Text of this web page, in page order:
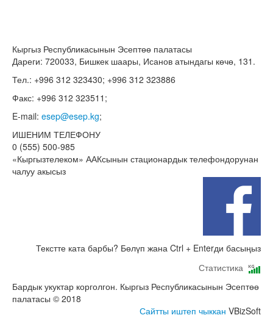
Кыргыз Республикасынын Эсептөө палатасы
Дареги: 720033, Бишкек шаары, Исанов атындагы көчө, 131.
Тел.: +996 312 323430; +996 312 323886
Факс: +996 312 323511;
E-mail: esep@esep.kg;
ИШЕНИМ ТЕЛЕФОНУ
0 (555) 500-985
«Кыргызтелеком» ААКсынын стационардык телефондорунан
чалуу акысыз
Текстте ката барбы? Бөлүп жана Ctrl + Enterди басыңыз
Статистика
Бардык укуктар корголгон. Кыргыз Республикасынын Эсептөө
палатасы © 2018
Сайтты иштеп чыккан VBizSoft